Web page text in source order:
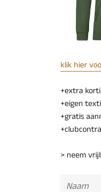
klik hier
+extra
+eigen
+gratis
> neem
Naam